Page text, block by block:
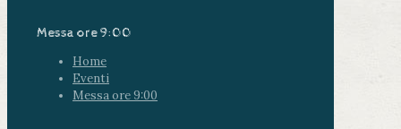
Messa ore 9:00
Home
Eventi
Messa ore 9:00